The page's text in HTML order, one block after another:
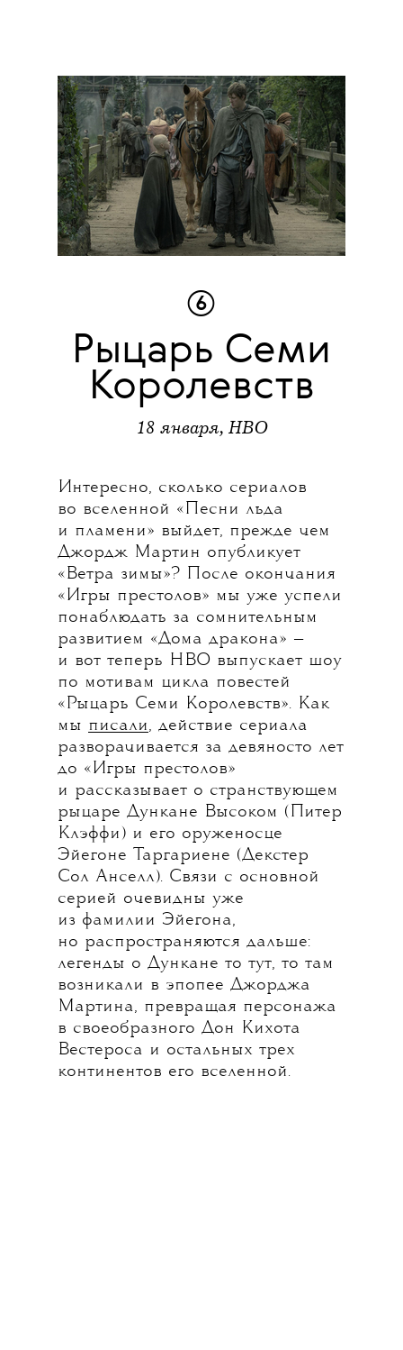
⑥
Рыцарь Семи
Королевств
18 января, HBO
Интересно, сколько сериалов
во вселенной «Песни льда
и пламени» выйдет, прежде чем
Джордж Мартин опубликует
«Ветра зимы»? После окончания
«Игры престолов» мы уже успели
понаблюдать за сомнительным
развитием «Дома дракона» —
и вот теперь HBO выпускает шоу
по мотивам цикла повестей
«Рыцарь Семи Королевств». Как
мы писали, действие сериала
разворачивается за девяносто лет
до «Игры престолов»
и рассказывает о странствующем
рыцаре Дункане Высоком (Питер
Клэффи) и его оруженосце
Эйегоне Таргариене (Декстер
Сол Анселл). Связи с основной
серией очевидны уже
из фамилии Эйегона,
но распространяются дальше:
легенды о Дункане то тут, то там
возникали в эпопее Джорджа
Мартина, превращая персонажа
в своеобразного Дон Кихота
Вестероса и остальных трех
континентов его вселенной.